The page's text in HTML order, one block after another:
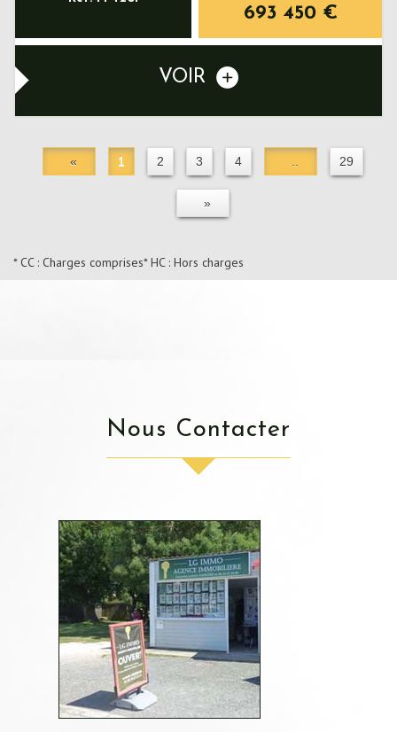
693 450 €
VOIR
« 1 2 3 4 29
»
* CC : Charges comprises* HC : Hors charges
Nous Contacter